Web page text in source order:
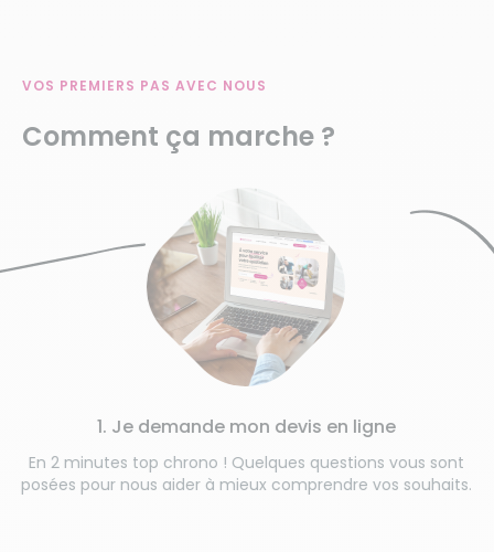
VOS PREMIERS PAS AVEC NOUS
Comment ça marche ?
En 2 minutes top chrono ! Quelques questions vous sont
posées pour nous aider à mieux comprendre vos souhaits.
1. Je demande mon devis en ligne